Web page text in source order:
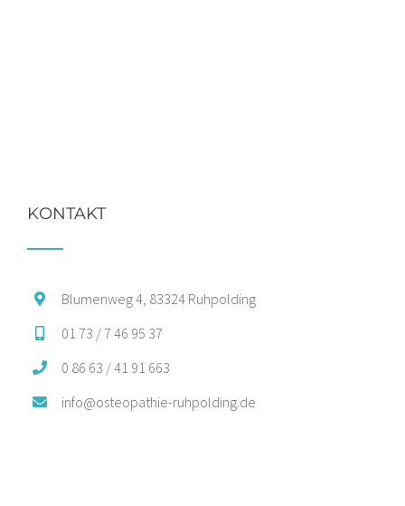
KONTAKT
Blumenweg 4, 83324 Ruhpolding
01 73 / 7 46 95 37
0 86 63 / 41 91 663
info@osteopathie-ruhpolding.de